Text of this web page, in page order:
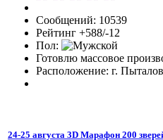
Сообщений: 10539
Рейтинг +588/-12
Пол:
Готовлю массовое
Расположение: г.
24-25 августа 3D Марафон 200